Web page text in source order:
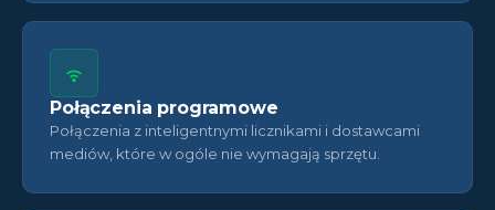
Połączenia programowe
Połączenia z inteligentnymi licznikami i dostawcami
mediów, które w ogóle nie wymagają sprzętu.